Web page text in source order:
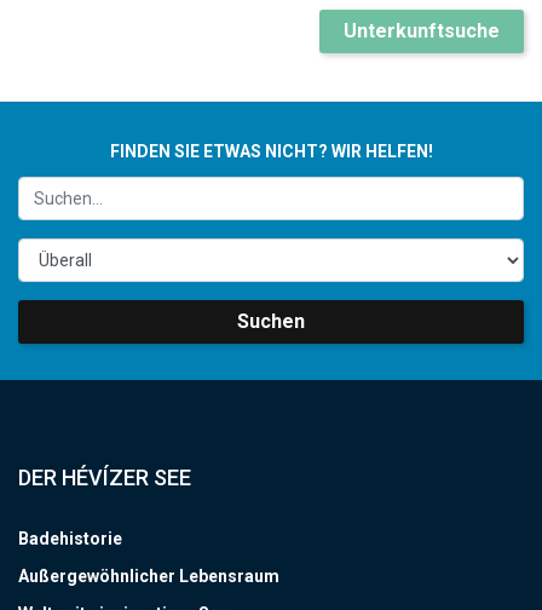
Unterkunftsuche
FINDEN SIE ETWAS NICHT? WIR HELFEN!
Suchen
DER HÉVÍZER SEE
Badehistorie
Außergewöhnlicher Lebensraum